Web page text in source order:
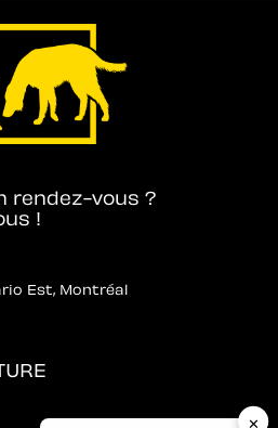
rendez-vous ?
!
Est, Montréal
✕